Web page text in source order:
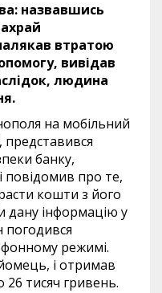
назвавшись
втратою
вивідав
людина
на мобільний
банку,
повідомив про те,
кошти з його
дану інформацію у
погодився
режимі.
і отримав
26 тисяч гривень.